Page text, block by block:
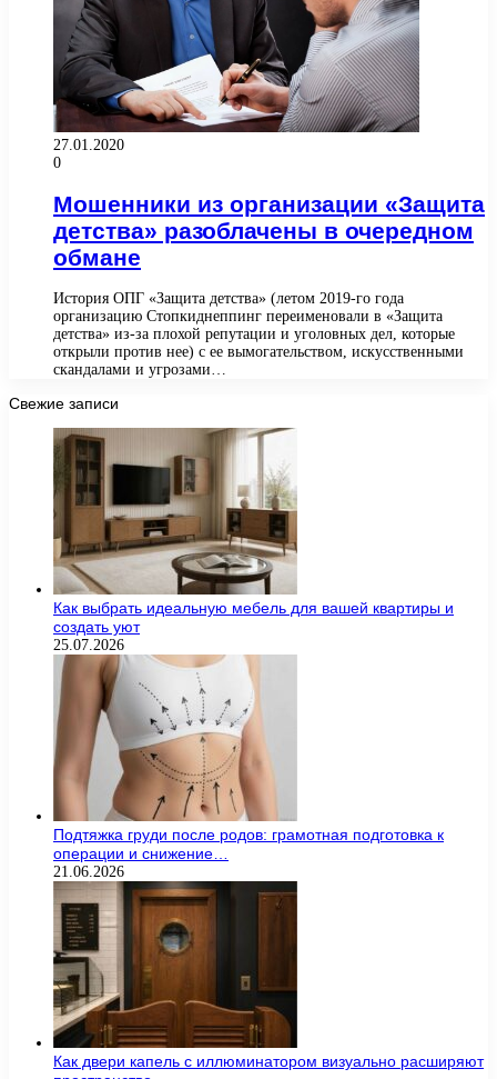
27.01.2020
0
Мошенники из организации «Защита
детства» разоблачены в очередном
обмане
История ОПГ «Защита детства» (летом 2019-го года
организацию Стопкиднеппинг переименовали в «Защита
детства» из-за плохой репутации и уголовных дел, которые
открыли против нее) с ее вымогательством, искусственными
скандалами и угрозами…
Свежие записи
Как выбрать идеальную мебель для вашей квартиры и
создать уют
25.07.2026
Подтяжка груди после родов: грамотная подготовка к
операции и снижение…
21.06.2026
Как двери капель с иллюминатором визуально расширяют